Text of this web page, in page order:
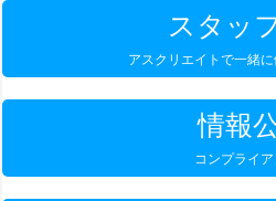
スタッ
アスクリエイトで一緒
情報
コンプライア